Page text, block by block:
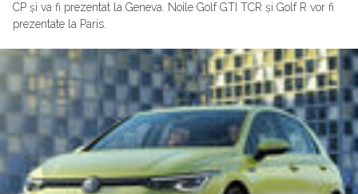
CP și va fi prezentat la Geneva. Noile Golf GTI TCR și Golf R vor fi
prezentate la Paris.